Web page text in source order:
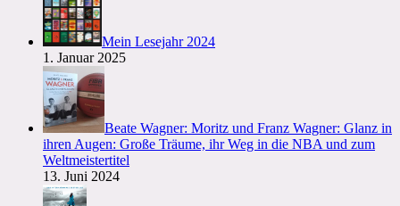
Mein Lesejahr 2024
1. Januar 2025
Beate Wagner: Moritz und Franz Wagner: Glanz in
ihren Augen: Große Träume, ihr Weg in die NBA und zum
Weltmeistertitel
13. Juni 2024